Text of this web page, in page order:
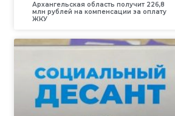
Архангельская область получит 226,8
млн рублей на компенсации за оплату
ЖКУ